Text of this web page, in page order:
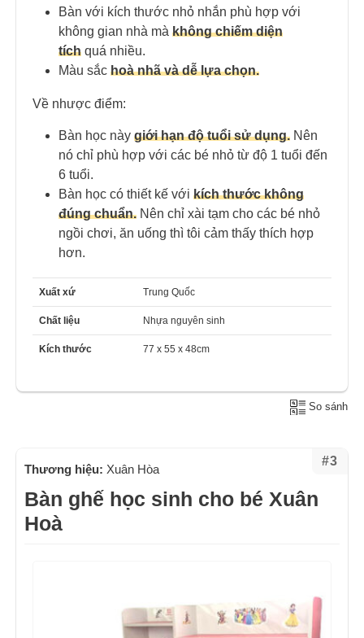
Bàn với kích thước nhỏ nhắn phù hợp với
không gian nhà mà không chiếm diện
tích quá nhiều.
Màu sắc hoà nhã và dễ lựa chọn.
Về nhược điểm:
Bàn học này giới hạn độ tuổi sử dụng. Nên
nó chỉ phù hợp với các bé nhỏ từ độ 1 tuổi đến
6 tuổi.
Bàn học có thiết kế với kích thước không
đúng chuẩn. Nên chỉ xài tạm cho các bé nhỏ
ngồi chơi, ăn uống thì tôi cảm thấy thích hợp
hơn.
Xuất xứ Trung Quốc
Chất liệu Nhựa nguyên sinh
Kích thước 77 x 55 x 48cm
So sánh
#3
Thương hiệu: Xuân Hòa
Bàn ghế học sinh cho bé Xuân
Hoà